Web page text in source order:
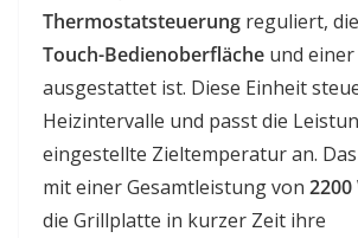
Thermostatsteuerung reguliert,
Touch-Bedienoberfläche und einer
ausgestattet ist. Diese Einheit
Heizintervalle und passt die
eingestellte Zieltemperatur an.
mit einer Gesamtleistung von
die Grillplatte in kurzer Zeit ihre